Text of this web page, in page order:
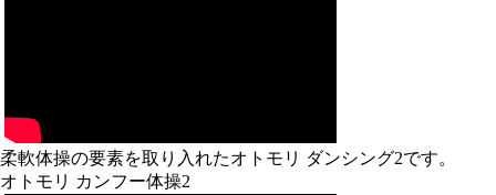
柔軟体操の要素を取り入れたオトモリ ダンシング2です。
オトモリ カンフー体操2